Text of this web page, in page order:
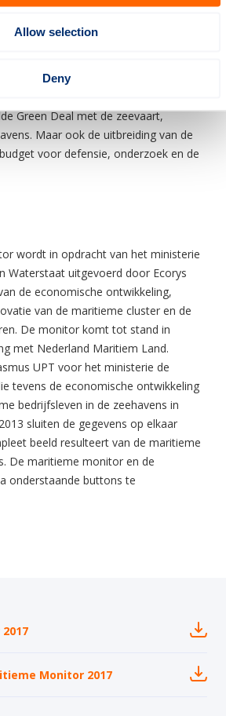
Allow selection
Deny
cluster, en de vooruitzichten
biedt een aantal concrete
Green Deal met de zeevaart,
Maar ook de uitbreiding van de
voor defensie, onderzoek en de
wordt in opdracht van het ministerie
Waterstaat uitgevoerd door Ecorys
de economische ontwikkeling,
van de maritieme cluster en de
De monitor komt tot stand in
met Nederland Maritiem Land.
UPT voor het ministerie de
tevens de economische ontwikkeling
bedrijfsleven in de zeehavens in
sluiten de gegevens op elkaar
beeld resulteert van de maritieme
De maritieme monitor en de
onderstaande buttons te
Monitor 2017